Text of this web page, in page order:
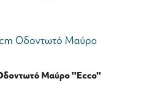
Μαύρο ''Ecco''